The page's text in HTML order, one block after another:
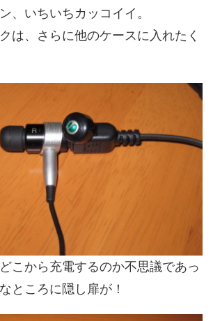
、いちいちカッコイイ。
は、さらに他のケースに入れたく
こから充電するのか不思議であっ
ところに隠し扉が！